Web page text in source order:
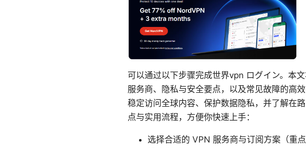
可以通过以下步骤完成世界vpn ログイン。本
服务商、隐私与安全要点，以及常见故障的高
稳定访问全球内容、保护数据隐私，并了解在
点与实用流程，方便你快速上手：
选择合适的 VPN 服务商与订阅方案（重